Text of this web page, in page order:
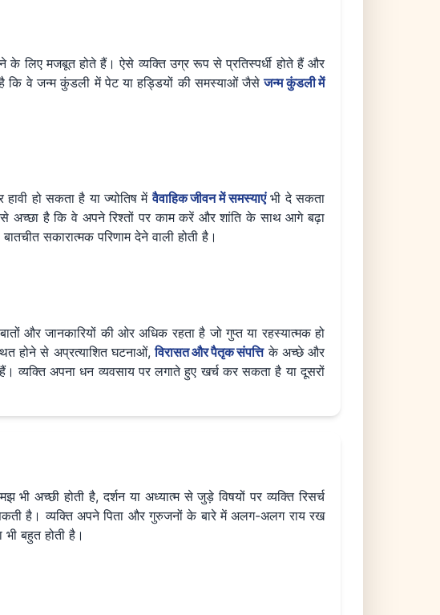
लिए मजबूत होते हैं। ऐसे व्यक्ति उग्र रूप से प्रतिस्पर्धी होते हैं और
है कि वे जन्म कुंडली में पेट या हड्डियों की समस्याओं जैसेजन्म कुंडली में
हो सकता है या ज्योतिष मेंवैवाहिक जीवन में समस्याएंभी दे सकता
अच्छा है कि वे अपने रिश्तों पर काम करें और शांति के साथ आगे बढ़ा
सकारात्मक परिणाम देने वाली होती है।
और जानकारियों की ओर अधिक रहता है जो गुप्त या रहस्यात्मक हो
होने से अप्रत्याशित घटनाओं,विरासत और पैतृक संपत्तिके अच्छे और
व्यक्ति अपना धन व्यवसाय पर लगाते हुए खर्च कर सकता है या दूसरों
अच्छी होती है, दर्शन या अध्यात्म से जुड़े विषयों पर व्यक्ति रिसर्च
है। व्यक्ति अपने पिता और गुरुजनों के बारे में अलग-अलग राय रख
बहुत होती है।